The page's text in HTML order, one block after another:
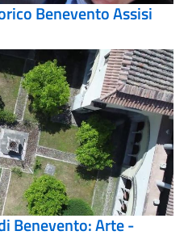
Benevento Assisi
Benevento: Arte -